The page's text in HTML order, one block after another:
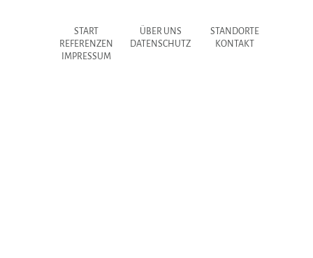
START
REFERENZEN
IMPRESSUM
ÜBER UNS
DATENSCHUTZ
STANDORTE
KONTAKT